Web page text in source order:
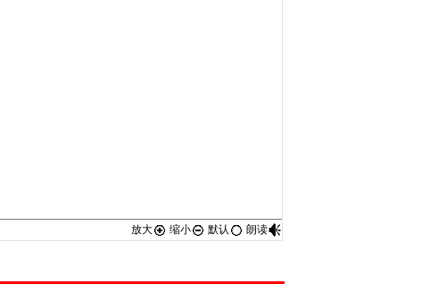
放大 缩小 默认 朗读